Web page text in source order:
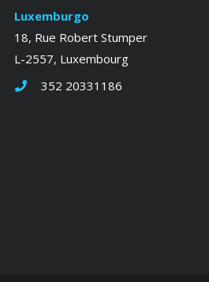
Luxemburgo
18, Rue Robert Stumper
L-2557, Luxembourg
352 20331186